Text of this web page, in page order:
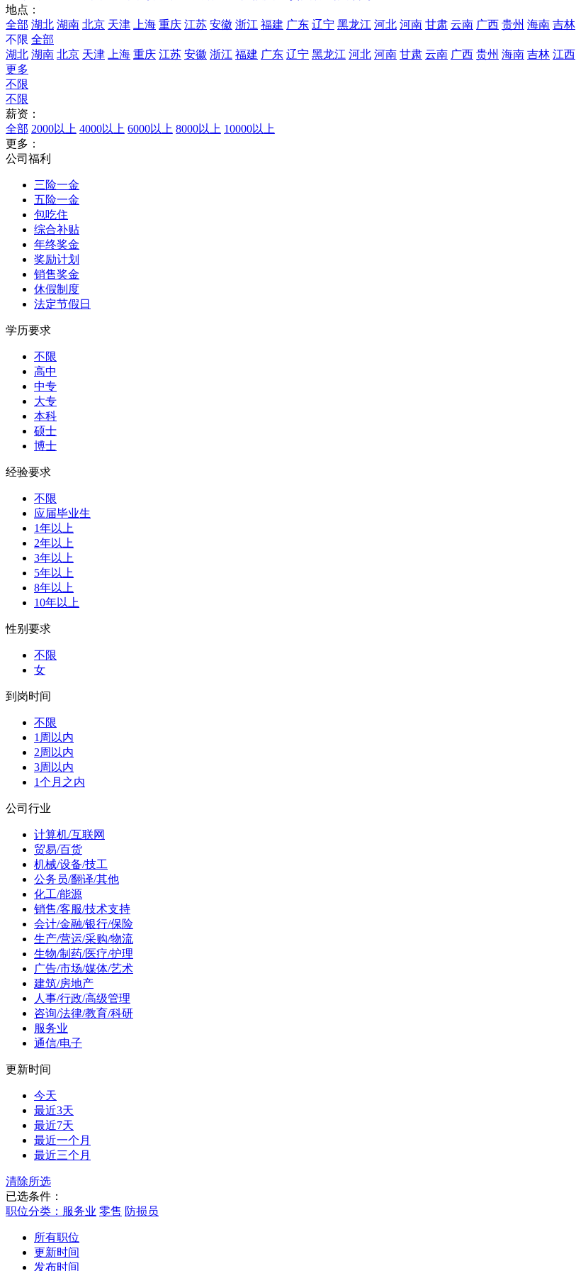
地点：
全部 湖北 湖南 北京 天津 上海 重庆 江苏 安徽 浙江 福建 广东 辽宁 黑龙江 河北 河南 甘肃 云南 广西 贵州 海南 吉林
不限 全部
湖北 湖南 北京 天津 上海 重庆 江苏 安徽 浙江 福建 广东 辽宁 黑龙江 河北 河南 甘肃 云南 广西 贵州 海南 吉林 江西
更多
不限
不限
薪资：
全部 2000以上 4000以上 6000以上 8000以上 10000以上
更多：
公司福利
三险一金
五险一金
包吃住
综合补贴
年终奖金
奖励计划
销售奖金
休假制度
法定节假日
学历要求
不限
高中
中专
大专
本科
硕士
博士
经验要求
不限
应届毕业生
1年以上
2年以上
3年以上
5年以上
8年以上
10年以上
性别要求
不限
女
到岗时间
不限
1周以内
2周以内
3周以内
1个月之内
公司行业
计算机/互联网
贸易/百货
机械/设备/技工
公务员/翻译/其他
化工/能源
销售/客服/技术支持
会计/金融/银行/保险
生产/营运/采购/物流
生物/制药/医疗/护理
广告/市场/媒体/艺术
建筑/房地产
人事/行政/高级管理
咨询/法律/教育/科研
服务业
通信/电子
更新时间
今天
最近3天
最近7天
最近一个月
最近三个月
清除所选
已选条件：
职位分类：服务业 零售 防损员
所有职位
更新时间
发布时间